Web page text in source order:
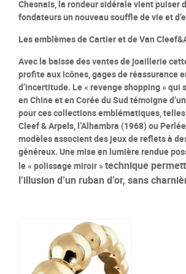
Chesnais, la rondeur sidérale vient puiser
fondateurs un nouveau souffle de vie et
Les emblèmes de Cartier et de Van
Avec la baisse des ventes de joaillerie
profite aux icônes, gages de réassurance
d’incertitude. Le « revenge shopping »
en Chine et en Corée du Sud témoigne
pour ces collections emblématiques, telles
Cleef & Arpels, l’Alhambra (1968) ou
modèles associent des jeux de reflets à
généreux. Une mise en lumière rendue
le « polissage miroir »technique
l’illusion d’un ruban d’or, sans